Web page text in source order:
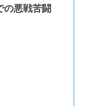
の悪戦苦闘